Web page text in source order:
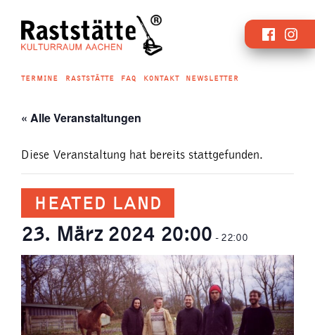
Inhalt
TERMINE RASTSTÄTTE FAQ KONTAKT NEWSLETTER
« Alle Veranstaltungen
Diese Veranstaltung hat bereits stattgefunden.
HEATED LAND
23. März 2024 20:00 - 22:00